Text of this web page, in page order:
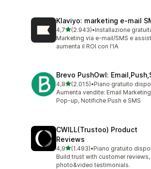
Klaviyo: marketing e‑mail
4,7stelle su 5
(2.943)
2943 recensioni totali
•Installazione
Marketing via e-mail/SMS e
aumenta il ROI con l'IA
Brevo PushOwl:
4,8stelle su 5
(2.015)
2015 recensioni totali
•Piano gratuito
Aumenta vendite: Email
Pop-up, Notifiche Push e SMS
CWILL(Trustoo) Product
Reviews
4,9stelle su 5
(1.493)
1493 recensioni totali
•Piano gratuito
Build trust with customer reviews,
photo&video testimonials.